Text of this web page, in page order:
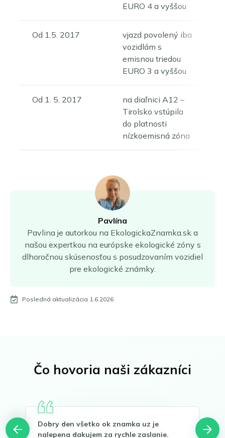
EURO 4 a vyššou
Od 1.5. 2017
vjazd povolený iba
vozidlám s
emisnou triedou
EURO 3 a vyššou
Od 1. 5. 2017
na diaľnici A12 –
Tirolsko vstúpila
do platnosti
nízkoemisná zóna
Pavlína
Pavlina je autorkou na EkologickaZnamka.sk a
našou expertkou na európske ekologické zóny s
dlhoročnou skúsenosťou s posudzovaním vozidiel
pre ekologické známky.
Posledná aktualizácia 1.6.2026
Čo hovoria naši zákazníci
Dobry den všetko ok znamka uz je
nalepena dakujem za rychle zaslanie.